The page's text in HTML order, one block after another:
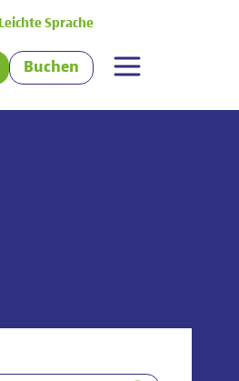
Leichte Sprache
Buchen